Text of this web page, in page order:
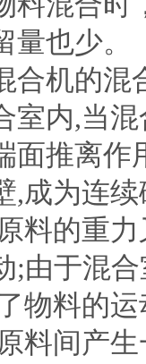
量也少。
合机的混
室内,当
面推离作
,成为连
料的重
;由于混
物料的
料间产